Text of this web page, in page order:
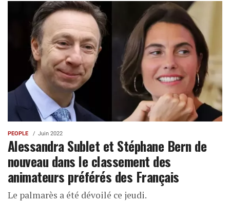
PEOPLE Juin 2022
Alessandra Sublet et Stéphane Bern de
nouveau dans le classement des
animateurs préférés des Français
Le palmarès a été dévoilé ce jeudi.